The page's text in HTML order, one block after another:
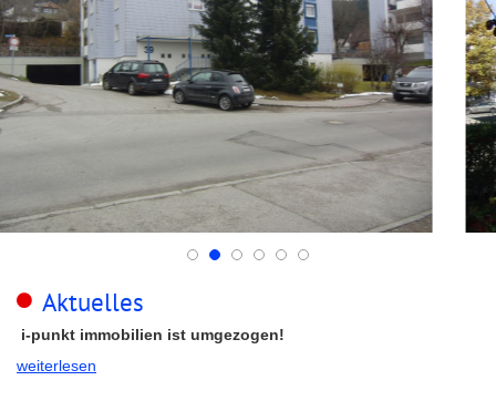
Aktuelles
i-punkt immobilien ist umgezogen!
weiterlesen